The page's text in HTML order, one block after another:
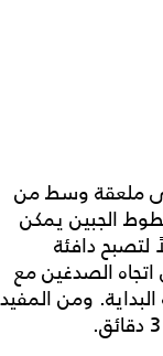
ملعقة وسط من
الجبين يمكن
لتصبح دافئة
الصدغين مع
ومن المفيد